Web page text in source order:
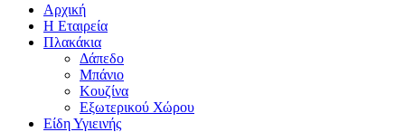
Αρχική
Η Εταιρεία
Πλακάκια
Δάπεδο
Μπάνιο
Κουζίνα
Εξωτερικού Χώρου
Είδη Υγιεινής